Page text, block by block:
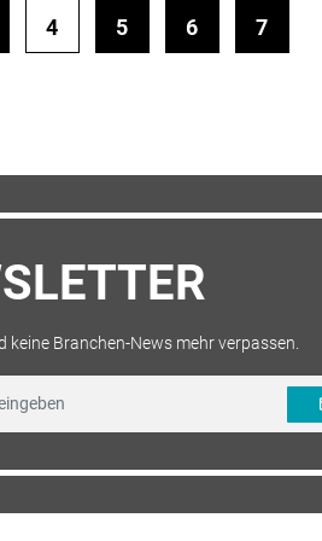
4 5 6 7
Branchen-News mehr verpassen.